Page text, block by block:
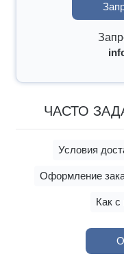
ЧАСТО
Условия
Оформление
Как с